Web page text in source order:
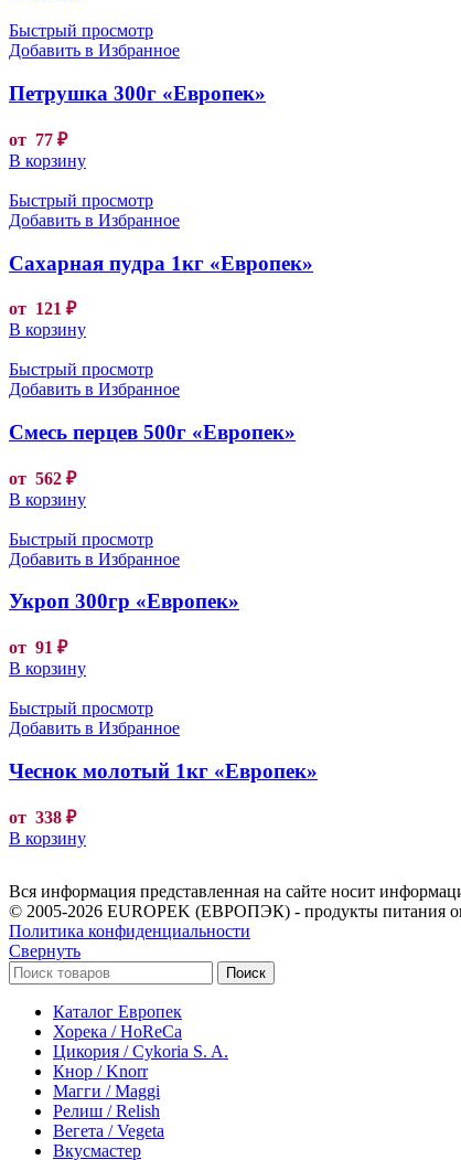
Быстрый просмотр
Добавить в Избранное
Петрушка 300г «Европек»
от 77 ₽
В корзину
Быстрый просмотр
Добавить в Избранное
Сахарная пудра 1кг «Европек»
от 121 ₽
В корзину
Быстрый просмотр
Добавить в Избранное
Смесь перцев 500г «Европек»
от 562 ₽
В корзину
Быстрый просмотр
Добавить в Избранное
Укроп 300гр «Европек»
от 91 ₽
В корзину
Быстрый просмотр
Добавить в Избранное
Чеснок молотый 1кг «Европек»
от 338 ₽
В корзину
Вся информация представленная на сайте носит
© 2005-2026 EUROPEK (ЕВРОПЭК) - продукты питания
Политика конфиденциальности
Свернуть
Поиск
Каталог Европек
Хорека / HoReCa
Цикория / Cykoria S. A.
Кнор / Knorr
Магги / Maggi
Релиш / Relish
Вегета / Vegeta
Вкусмастер